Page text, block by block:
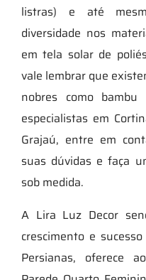
listras) e até
diversidade nos
em tela solar de
vale lembrar que
nobres como
especialistas em
Grajaú, entre em
suas dúvidas e faça
sob medida.
A Lira Luz Decor
crescimento e
Persianas, oferece